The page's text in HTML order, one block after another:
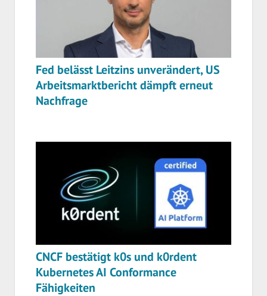
Fed belässt Leitzins unverändert, US
Arbeitsmarktbericht dämpft erneut
Nachfrage
CNCF bestätigt k0s und k0rdent
Kubernetes AI Conformance
Fähigkeiten